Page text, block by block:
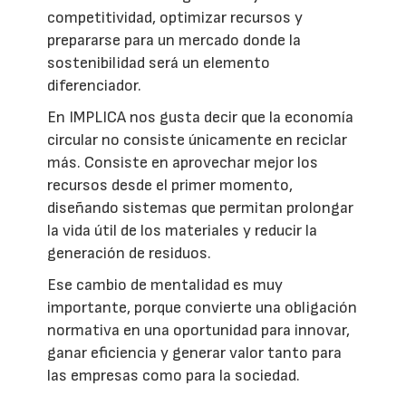
competitividad, optimizar recursos y
prepararse para un mercado donde la
sostenibilidad será un elemento
diferenciador.
En IMPLICA nos gusta decir que la economía
circular no consiste únicamente en reciclar
más. Consiste en aprovechar mejor los
recursos desde el primer momento,
diseñando sistemas que permitan prolongar
la vida útil de los materiales y reducir la
generación de residuos.
Ese cambio de mentalidad es muy
importante, porque convierte una obligación
normativa en una oportunidad para innovar,
ganar eficiencia y generar valor tanto para
las empresas como para la sociedad.